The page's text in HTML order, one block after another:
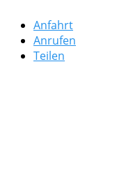
Anfahrt
Anrufen
Teilen